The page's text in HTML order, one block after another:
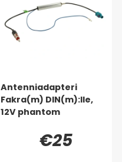
Antenniadapteri
Fakra(m) DIN(m):lle,
12V phantom
€25